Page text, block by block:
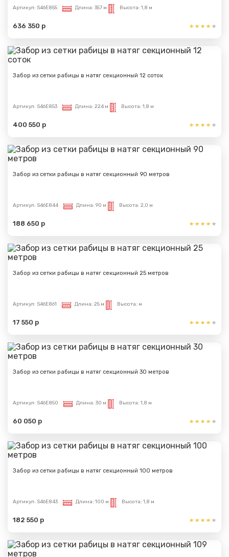
Артикул: S46E855 Длина: 357 м Высота: 1,8 м
636 350 р
Забор из сетки рабицы в натяг секционный 12 соток
Артикул: S46E853 Длина: 224 м Высота: 1,8 м
400 550 р
Забор из сетки рабицы в натяг секционный 90 метров
Артикул: S46E844 Длина: 90 м Высота: 2,0 м
188 650 р
Забор из сетки рабицы в натяг секционный 25 метров
Артикул: S46E861 Длина: 25 м Высота: м
17 550 р
Забор из сетки рабицы в натяг секционный 30 метров
Артикул: S46E850 Длина: 30 м Высота: 1,8 м
60 050 р
Забор из сетки рабицы в натяг секционный 100 метров
Артикул: S46E843 Длина: 100 м Высота: 1,8 м
182 550 р